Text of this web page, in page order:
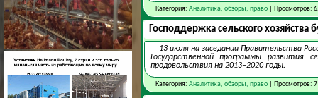
Категория: Аналитика, обзоры, право| Просмотров:
Господдержка сельского хозяйства
13 июля на заседании Правительства
Государственной программы развития
продовольствия на 2013–2020 годы.
Категория: Аналитика, обзоры, право| Просмотров: